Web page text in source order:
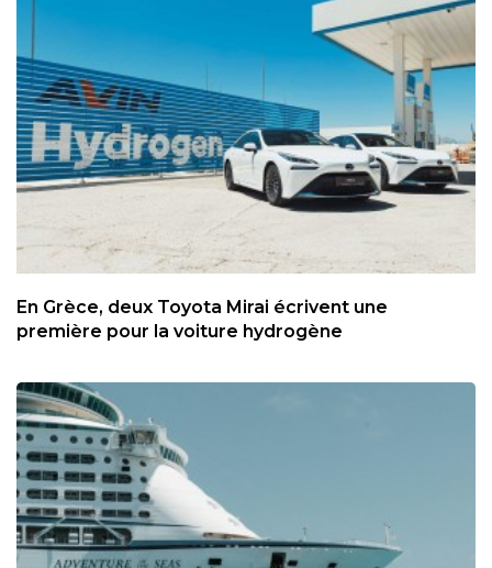
En Grèce, deux Toyota Mirai écrivent une
première pour la voiture hydrogène